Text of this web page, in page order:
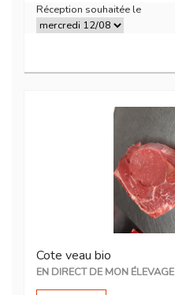
Réception souhaitée le
Cote veau bio
EN DIRECT DE MON ÉLEVAGE